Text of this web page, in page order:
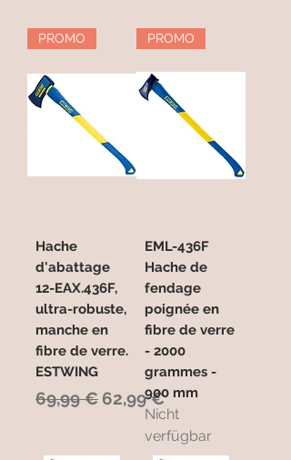
PROMO
Hache
d'abattage
12-EAX.436F,
ultra-robuste,
manche en
fibre de verre.
ESTWING
Standardpreis
69,99 € Sale-Preis
62,99 €
PROMO
EML-436F
Hache de
fendage
poignée en
fibre de verre
- 2000
grammes -
900 mm
Nicht
verfügbar